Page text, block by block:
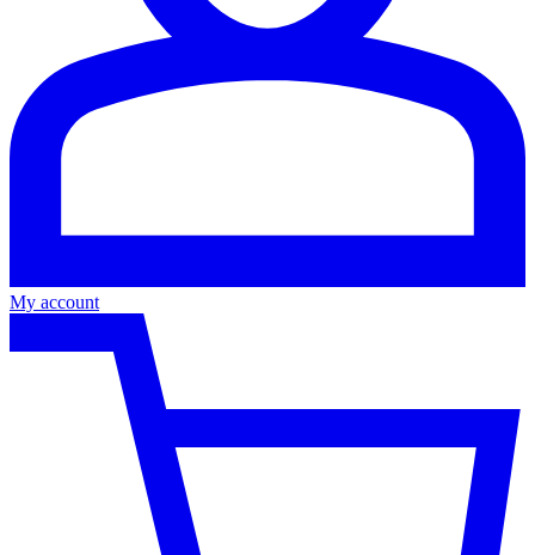
My account